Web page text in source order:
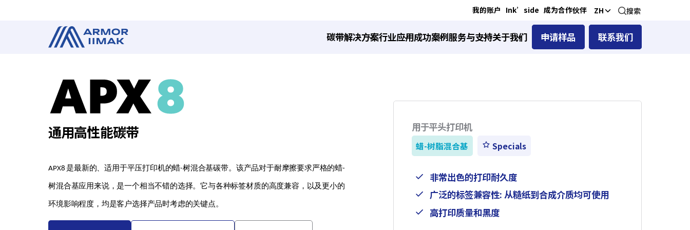
我的账户 Ink’side 成为合作伙伴 ZH 搜索
碳带解决方案行业应用成功案例服务与支持关于我们 申请样品 联系我们
通用高性能碳带
APX8 是最新的、适用于平压打印机的蜡-树混合基碳带。该产品对于耐摩擦要求严格的蜡-
树混合基应用来说，是一个相当不错的选择。它与各种标签材质的高度兼容，以及更小的
环境影响程度，均是客户选择产品时考虑的关键点。
用于平头打印机
蜡-树脂混合基 Specials
非常出色的打印耐久度
广泛的标签兼容性: 从糙纸到合成介质均可使用
高打印质量和黑度